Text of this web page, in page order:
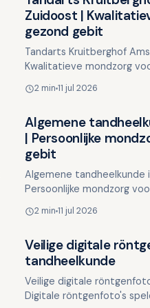
Overig nieuws
Zuidoost |
gezond gebit
Tandarts Kruitberghof
Kwalitatieve mondzorg
zorg en regelmatige be…
2 min11 jul 2026
Overig nieuws
Algemene
| Persoonlijke
gebit
Algemene tandheelkunde
Persoonlijke mondzorg
gezondheid,
2 min11 jul 2026
Overig nieuws
Veilige digitale
tandheelkunde
Veilige digitale
Digitale röntgenfoto's